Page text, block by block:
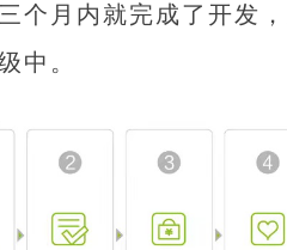
个月内就完成了开发
中。